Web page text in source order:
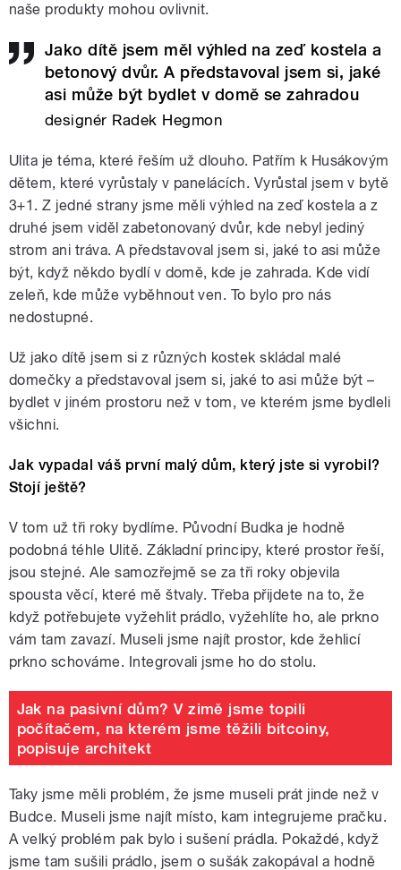
naše produkty mohou ovlivnit.
Jako dítě jsem měl výhled na zeď kostela a
betonový dvůr. A představoval jsem si, jaké
asi může být bydlet v domě se zahradou
designér Radek Hegmon
Ulita je téma, které řeším už dlouho. Patřím k Husákovým
dětem, které vyrůstaly v panelácích. Vyrůstal jsem v bytě
3+1. Z jedné strany jsme měli výhled na zeď kostela a z
druhé jsem viděl zabetonovaný dvůr, kde nebyl jediný
strom ani tráva. A představoval jsem si, jaké to asi může
být, když někdo bydlí v domě, kde je zahrada. Kde vidí
zeleň, kde může vyběhnout ven. To bylo pro nás
nedostupné.
Už jako dítě jsem si z různých kostek skládal malé
domečky a představoval jsem si, jaké to asi může být –
bydlet v jiném prostoru než v tom, ve kterém jsme bydleli
všichni.
Jak vypadal váš první malý dům, který jste si vyrobil?
Stojí ještě?
V tom už tři roky bydlíme. Původní Budka je hodně
podobná téhle Ulitě. Základní principy, které prostor řeší,
jsou stejné. Ale samozřejmě se za tři roky objevila
spousta věcí, které mě štvaly. Třeba přijdete na to, že
když potřebujete vyžehlit prádlo, vyžehlíte ho, ale prkno
vám tam zavazí. Museli jsme najít prostor, kde žehlicí
prkno schováme. Integrovali jsme ho do stolu.
Jak na pasivní dům? V zimě jsme topili
počítačem, na kterém jsme těžili bitcoiny,
popisuje architekt
Taky jsme měli problém, že jsme museli prát jinde než v
Budce. Museli jsme najít místo, kam integrujeme pračku.
A velký problém pak bylo i sušení prádla. Pokaždé, když
jsme tam sušili prádlo, jsem o sušák zakopával a hodně